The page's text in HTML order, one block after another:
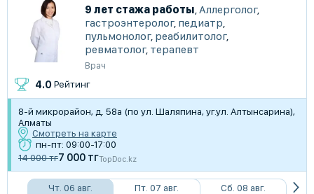
9 лет стажа работы Аллерголог,
гастроэнтеролог, педиатр
пульмонолог, реабилитолог,
ревматолог, терапевт
Врач
4.0 Рейтинг
8-й микрорайон, д. 58а (по ул. Шаляпина, уг.ул. Алтынсарина),
Алматы
Смотреть на карте
пн-пт: 09:00-17:00
14 000 тг7 000 тгTopDoc.kz
Чт. 06 авг. Пт. 07 авг. Сб. 08 авг.